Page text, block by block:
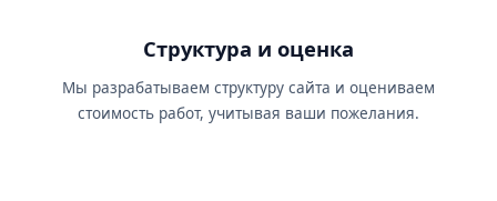
Структура и оценка
Мы разрабатываем структуру сайта и оцениваем
стоимость работ, учитывая ваши пожелания.